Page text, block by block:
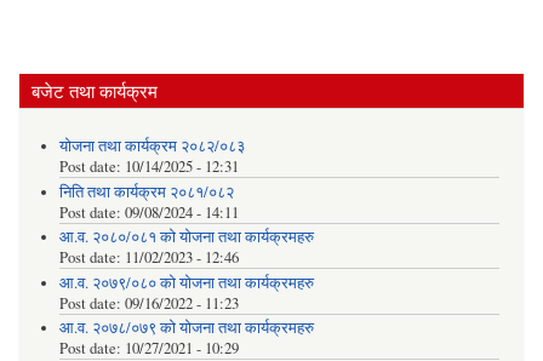
बजेट तथा कार्यक्रम
योजना तथा कार्यक्रम २०८२/०८३
Post date: 10/14/2025 - 12:31
निति तथा कार्यक्रम २०८१/०८२
Post date: 09/08/2024 - 14:11
आ.व. २०८०/०८१ को योजना तथा कार्यक्रमहरु
Post date: 11/02/2023 - 12:46
आ.व. २०७९/०८० को योजना तथा कार्यक्रमहरु
Post date: 09/16/2022 - 11:23
आ.व. २०७८/०७९ को योजना तथा कार्यक्रमहरु
Post date: 10/27/2021 - 10:29